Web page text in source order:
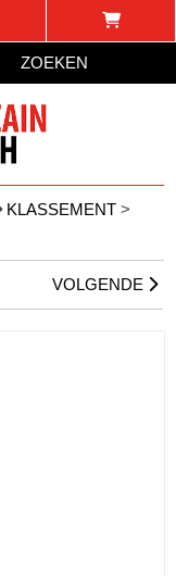
ZOEKEN
KLASSEMENT >
VOLGENDE